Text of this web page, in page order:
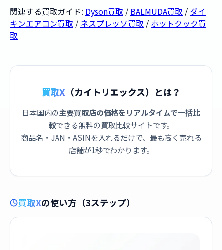
関連する買取ガイド: Dyson買取 / BALMUDA買取 / ダイ
キンエアコン買取 / ネスプレッソ買取 / ホットクック買
取
買取X （カイトリエックス）とは？
日本国内の主要買取店の価格をリアルタイムで一括比
較できる無料の買取比較サイトです。
商品名・JAN・ASINを入れるだけで、最も高く売れる
店舗が1秒でわかります。
買取Xの使い方（3ステップ）